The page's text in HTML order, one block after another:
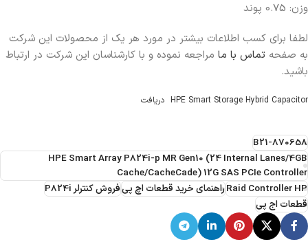
وزن: 0.75 پوند
لطفا برای کسب اطلاعات بیشتر در مورد هر یک از محصولات این شرکت
به صفحه تماس با ما مراجعه نموده و با کارشناسان این شرکت در ارتباط
باشید.
HPE Smart Storage Hybrid Capacitor دریافت
870658-B21
HPE Smart Array P824i-p MR Gen10 (24 Internal Lanes/4GB
Cache/CacheCade) 12G SAS PCIe Controller
Raid Controller HPراهنمای خرید قطعات اچ پیفروش کنترلر P824i
قطعات اج پی